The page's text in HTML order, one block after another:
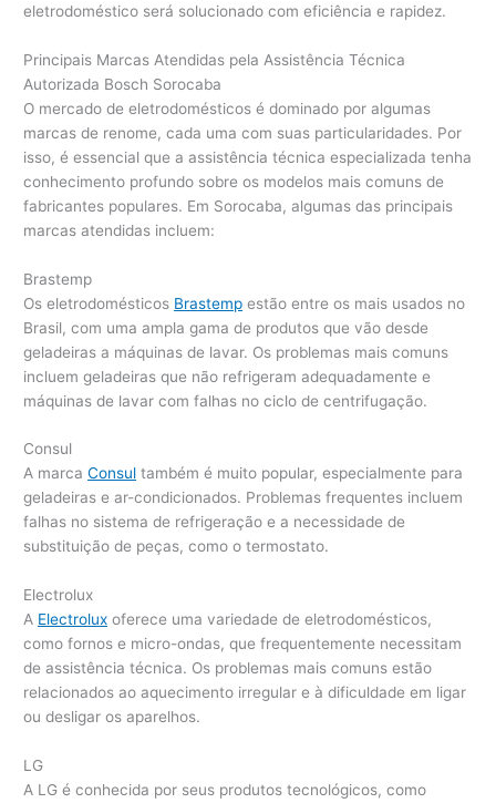
eletrodoméstico será solucionado com eficiência e rapidez.
Principais Marcas Atendidas pela Assistência Técnica
Autorizada Bosch Sorocaba
O mercado de eletrodomésticos é dominado por algumas
marcas de renome, cada uma com suas particularidades. Por
isso, é essencial que a assistência técnica especializada tenha
conhecimento profundo sobre os modelos mais comuns de
fabricantes populares. Em Sorocaba, algumas das principais
marcas atendidas incluem:
Brastemp
Os eletrodomésticos Brastemp estão entre os mais usados no
Brasil, com uma ampla gama de produtos que vão desde
geladeiras a máquinas de lavar. Os problemas mais comuns
incluem geladeiras que não refrigeram adequadamente e
máquinas de lavar com falhas no ciclo de centrifugação.
Consul
A marcaConsul também é muito popular, especialmente para
geladeiras e ar-condicionados. Problemas frequentes incluem
falhas no sistema de refrigeração e a necessidade de
substituição de peças, como o termostato.
Electrolux
A Electrolux oferece uma variedade de eletrodomésticos,
como fornos e micro-ondas, que frequentemente necessitam
de assistência técnica. Os problemas mais comuns estão
relacionados ao aquecimento irregular e à dificuldade em ligar
ou desligar os aparelhos.
LG
A LG é conhecida por seus produtos tecnológicos, como